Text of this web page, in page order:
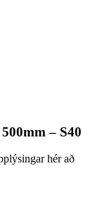
– S40
hér að